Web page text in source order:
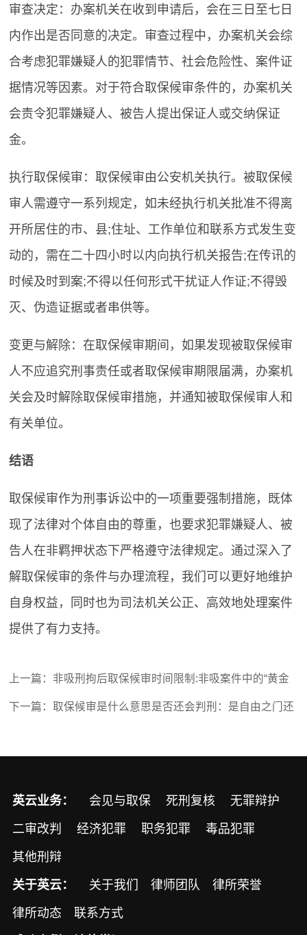
审查决定：办案机关在收到申请后，会在三日至七日
内作出是否同意的决定。审查过程中，办案机关会综
合考虑犯罪嫌疑人的犯罪情节、社会危险性、案件证
据情况等因素。对于符合取保候审条件的，办案机关
会责令犯罪嫌疑人、被告人提出保证人或交纳保证
金。
执行取保候审：取保候审由公安机关执行。被取保候
审人需遵守一系列规定，如未经执行机关批准不得离
开所居住的市、县;住址、工作单位和联系方式发生变
动的，需在二十四小时以内向执行机关报告;在传讯的
时候及时到案;不得以任何形式干扰证人作证;不得毁
灭、伪造证据或者串供等。
变更与解除：在取保候审期间，如果发现被取保候审
人不应追究刑事责任或者取保候审期限届满，办案机
关会及时解除取保候审措施，并通知被取保候审人和
有关单位。
结语
取保候审作为刑事诉讼中的一项重要强制措施，既体
现了法律对个体自由的尊重，也要求犯罪嫌疑人、被
告人在非羁押状态下严格遵守法律规定。通过深入了
解取保候审的条件与办理流程，我们可以更好地维护
自身权益，同时也为司法机关公正、高效地处理案件
提供了有力支持。
上一篇： 非吸刑拘后取保候审时间限制:非吸案件中的“黄金
37天”
下一篇：取保候审是什么意思是否还会判刑：是自由之门还
英云业务： 会见与取保 死刑复核 无罪辩护
二审改判 经济犯罪 职务犯罪 毒品犯罪
其他刑辩
关于英云： 关于我们 律师团队 律所荣誉
律所动态 联系方式